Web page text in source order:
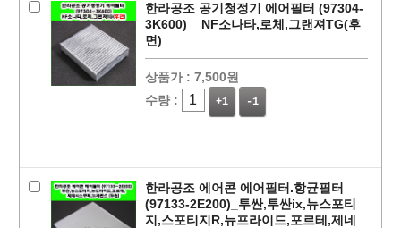
한라공조 공기청정기 에어필터 (97304-
3K600) _ NF소나타,로체,그랜져TG(후
면)
상품가 : 7,500원
수량 :
+1 -1
한라공조 에어콘 에어필터.항균필터
(97133-2E200)_투싼,투싼ix,뉴스포티
지,스포티지R,뉴프라이드,포르테,제네